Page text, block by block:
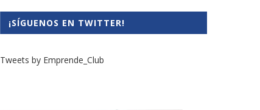
¡SÍGUENOS EN TWITTER!
Tweets by Emprende_Club